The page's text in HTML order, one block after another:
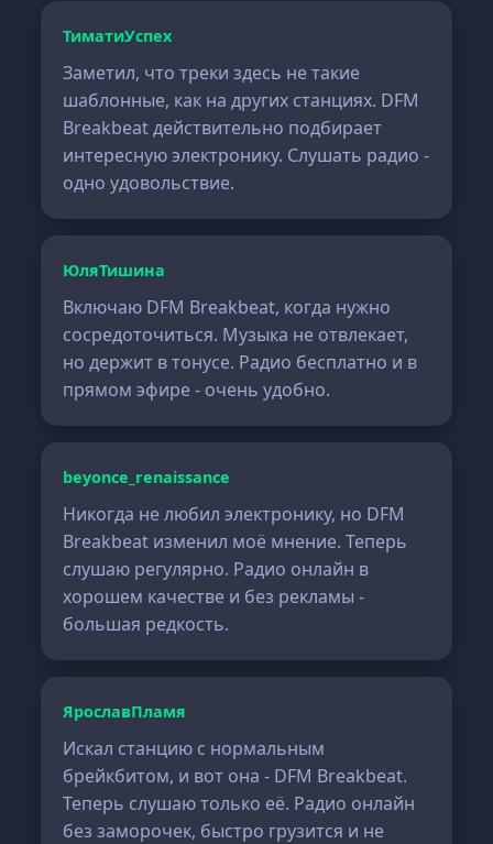
ТиматиУспех
Заметил, что треки здесь не такие
шаблонные, как на других станциях. DFM
Breakbeat действительно подбирает
интересную электронику. Слушать радио -
одно удовольствие.
ЮляТишина
Включаю DFM Breakbeat, когда нужно
сосредоточиться. Музыка не отвлекает,
но держит в тонусе. Радио бесплатно и в
прямом эфире - очень удобно.
beyonce_renaissance
Никогда не любил электронику, но DFM
Breakbeat изменил моё мнение. Теперь
слушаю регулярно. Радио онлайн в
хорошем качестве и без рекламы -
большая редкость.
ЯрославПламя
Искал станцию с нормальным
брейкбитом, и вот она - DFM Breakbeat.
Теперь слушаю только её. Радио онлайн
без заморочек, быстро грузится и не